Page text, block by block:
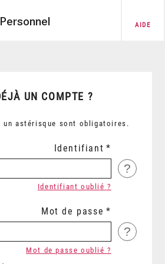
AIDE
UN COMPTE ?
un astérisque sont obligatoires.
Identifiant
?
Identifiant oublié ?
Mot de passe
?
Mot de passe oublié ?